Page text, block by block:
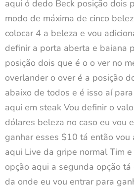
aqui ó dedo Beck posição dois
modo de máxima de cinco
colocar 4 a beleza e vou
definir a porta aberta e baiana
posição dois que é o o ver no
overlander o over é a posição
abaixo de todos e é isso aí
aqui em steak Vou definir o
dólares beleza no caso eu vou
ganhar esses $10 tá então vou
aqui Live da gripe normal Tim
opção aqui a segunda opção
da onde eu vou entrar para